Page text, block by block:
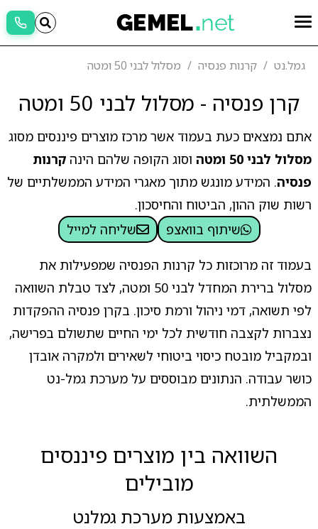
גמל.נט קרנות פנסיה מסלול לבני 50 ומטה
קרן פנסיה - מסלול לבני 50 ומטה
אתם נמצאים כעת בעמוד אשר מרכז מוצרים פיננסים מסוג
מסלול לבני 50 ומטה
וסוג הקופה שלהם הינה קרנות
פנסיה. המידע מונגש מתוך מאגרי המידע הממשלתיים של
רשות שוק ההון, הביטוח והחיסכון.
שיתוף בוואצפ
שליחה למייל
בעמוד זה מרוכזות כל קרנות הפנסיה שמפעילות את
מסלול ברירת המחדל לבני 50 ומטה, לצד טבלת השוואה
לפי תשואה, דמי ניהול ורמת סיכון. בקרן פנסיה ההפקדות
נצברות לקצבה חודשית לכל ימי החיים שתשולם בפרישה,
ובמקביל מובטח כיסוי ביטוחי לשאירים ולמקרה אובדן
כושר עבודה. הנתונים מבוססים על מערכת גמל-נט
הממשלתית.
השוואה בין מוצרים פיננסים
מובילים
באמצעות מערכת גמלנט